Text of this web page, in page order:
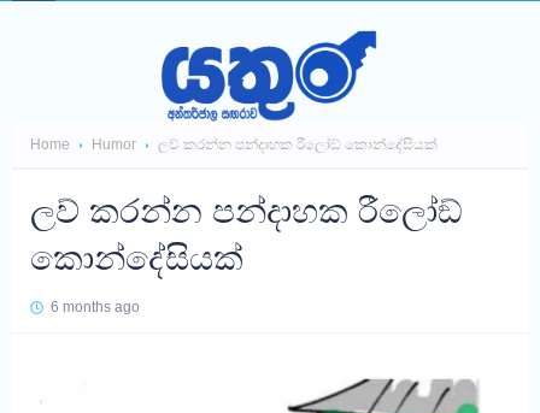
Home Humor ලව් කරන්න පන්දාහක රීලෝඞ් කොන්දේසියක්
ලව් කරන්න පන්දාහක රීලෝඞ්
කොන්දේසියක්
6 months ago